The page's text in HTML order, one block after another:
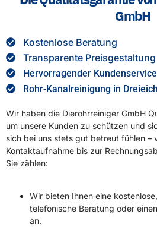
GmbH
Kostenlose Beratung
Transparente Preisgestaltung
Hervorragender Kundenservice
Rohr-Kanalreinigung in Dreieich
Wir haben die Dierohrreiniger GmbH
um unsere Kunden zu schützen und
sich bei uns stets gut betreut fühlen –
Kontaktaufnahme bis zur
Sie zählen:
Wir bieten Ihnen eine
telefonische Beratung oder
an.